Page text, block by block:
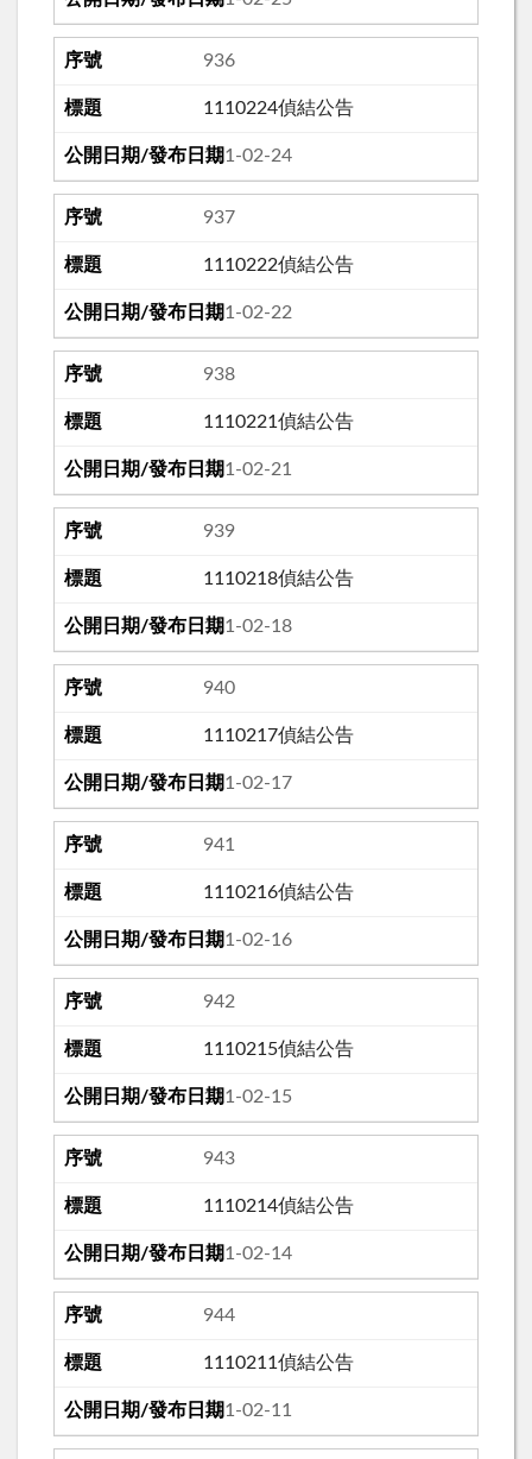
936
1110224偵結公告
111-02-24
937
1110222偵結公告
111-02-22
938
1110221偵結公告
111-02-21
939
1110218偵結公告
111-02-18
940
1110217偵結公告
111-02-17
941
1110216偵結公告
111-02-16
942
1110215偵結公告
111-02-15
943
1110214偵結公告
111-02-14
944
1110211偵結公告
111-02-11